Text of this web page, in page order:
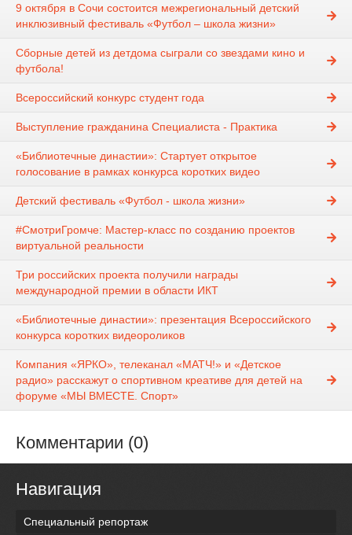
9 октября в Сочи состоится межрегиональный детский
инклюзивный фестиваль «Футбол – школа жизни»
Сборные детей из детдома сыграли со звездами кино и
футбола!
Всероссийский конкурс студент года
Выступление гражданина Специалиста - Практика
«Библиотечные династии»: Стартует открытое
голосование в рамках конкурса коротких видео
Детский фестиваль «Футбол - школа жизни»
#СмотриГромче: Мастер-класс по созданию проектов
виртуальной реальности
Три российских проекта получили награды
международной премии в области ИКТ
«Библиотечные династии»: презентация Всероссийского
конкурса коротких видеороликов
Компания «ЯРКО», телеканал «МАТЧ!» и «Детское
радио» расскажут о спортивном креативе для детей на
форуме «МЫ ВМЕСТЕ. Спорт»
Комментарии (0)
Навигация
Специальный репортаж